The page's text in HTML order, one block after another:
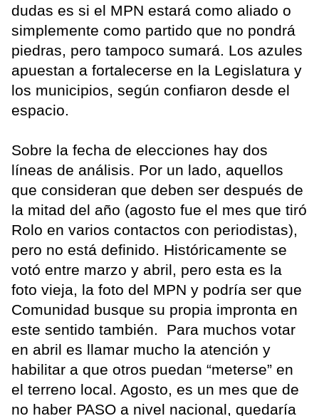
dudas es si el MPN estará como aliado o
simplemente como partido que no pondrá
piedras, pero tampoco sumará. Los azules
apuestan a fortalecerse en la Legislatura y
los municipios, según confiaron desde el
espacio.
Sobre la fecha de elecciones hay dos
líneas de análisis. Por un lado, aquellos
que consideran que deben ser después de
la mitad del año (agosto fue el mes que tiró
Rolo en varios contactos con periodistas),
pero no está definido. Históricamente se
votó entre marzo y abril, pero esta es la
foto vieja, la foto del MPN y podría ser que
Comunidad busque su propia impronta en
este sentido también. Para muchos votar
en abril es llamar mucho la atención y
habilitar a que otros puedan “meterse” en
el terreno local. Agosto, es un mes que de
no haber PASO a nivel nacional, quedaría